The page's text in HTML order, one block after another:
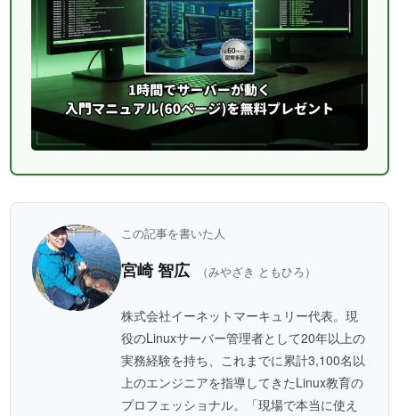
この記事を書いた人
宮崎 智広 （みやざき ともひろ）
株式会社イーネットマーキュリー代表。現
役のLinuxサーバー管理者として20年以上の
実務経験を持ち、これまでに累計3,100名以
上のエンジニアを指導してきたLinux教育の
プロフェッショナル。「現場で本当に使え